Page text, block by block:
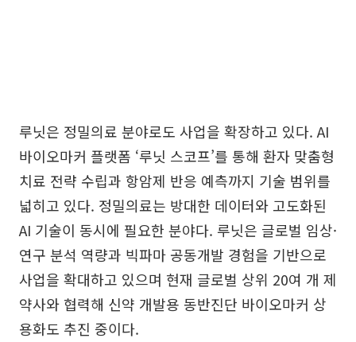
루닛은 정밀의료 분야로도 사업을 확장하고 있다. AI
바이오마커 플랫폼 ‘루닛 스코프’를 통해 환자 맞춤형
치료 전략 수립과 항암제 반응 예측까지 기술 범위를
넓히고 있다. 정밀의료는 방대한 데이터와 고도화된
AI 기술이 동시에 필요한 분야다. 루닛은 글로벌 임상·
연구 분석 역량과 빅파마 공동개발 경험을 기반으로
사업을 확대하고 있으며 현재 글로벌 상위 20여 개 제
약사와 협력해 신약 개발용 동반진단 바이오마커 상
용화도 추진 중이다.